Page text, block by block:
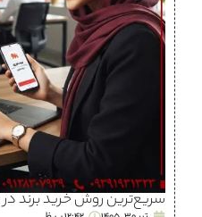
سریع‌ترین روش خرید برند